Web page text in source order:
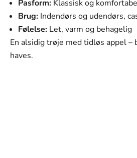
Pasform: Klassisk og
Brug: Indendørs og udendørs,
Følelse: Let, varm og behagelig
En alsidig trøje med tidløs appel –
haves.